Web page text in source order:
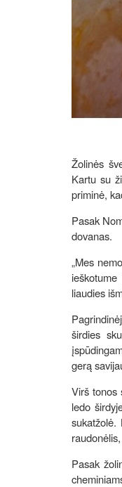
Žolinės
Kartu su
priminė,
Pasak
dovanas.
„Mes
liaudies
širdies
gerą
Virš tonos
ledo
sukatžolė.
Pasak